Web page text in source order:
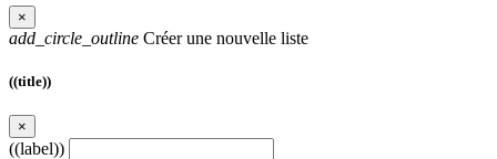
×
add_circle_outline Créer une nouvelle liste
((title))
×
((label))